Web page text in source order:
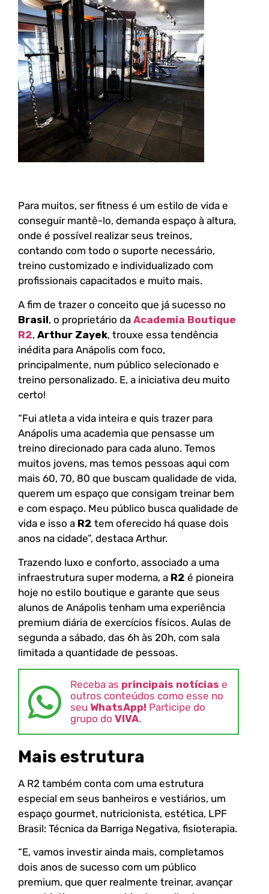
Para muitos, ser fitness é um estilo de vida e
conseguir mantê-lo, demanda espaço à altura,
onde é possível realizar seus treinos,
contando com todo o suporte necessário,
treino customizado e individualizado com
profissionais capacitados e muito mais.
A fim de trazer o conceito que já sucesso no
Brasil, o proprietário da Academia Boutique
R2, Arthur Zayek, trouxe essa tendência
inédita para Anápolis com foco,
principalmente, num público selecionado e
treino personalizado. E, a iniciativa deu muito
certo!
“Fui atleta a vida inteira e quis trazer para
Anápolis uma academia que pensasse um
treino direcionado para cada aluno. Temos
muitos jovens, mas temos pessoas aqui com
mais 60, 70, 80 que buscam qualidade de vida,
querem um espaço que consigam treinar bem
e com espaço. Meu público busca qualidade de
vida e isso a R2 tem oferecido há quase dois
anos na cidade”, destaca Arthur.
Trazendo luxo e conforto, associado a uma
infraestrutura super moderna, a R2 é pioneira
hoje no estilo boutique e garante que seus
alunos de Anápolis tenham uma experiência
premium diária de exercícios físicos. Aulas de
segunda a sábado, das 6h às 20h, com sala
limitada a quantidade de pessoas.
Receba as principais notícias e
outros conteúdos como esse no
seu WhatsApp! Participe do
grupo do VIVA.
Mais estrutura
A R2 também conta com uma estrutura
especial em seus banheiros e vestiários, um
espaço gourmet, nutricionista, estética, LPF
Brasil: Técnica da Barriga Negativa, fisioterapia.
“E, vamos investir ainda mais, completamos
dois anos de sucesso com um público
premium, que quer realmente treinar, avançar